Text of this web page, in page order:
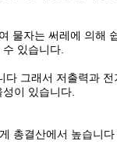
물자는 써레에 의해
있습니다.
그래서 저출력과 전
이 있습니다.
총결산에서 높습니